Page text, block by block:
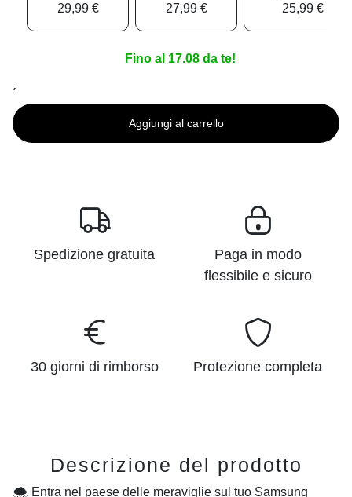
29,99 €
27,99 €
25,99 €
Fino al 17.08 da te!
´
Aggiungi al carrello
Spedizione gratuita
Paga in modo
flessibile e sicuro
30 giorni di rimborso Protezione completa
Descrizione del prodotto
🌨️ Entra nel paese delle meraviglie sul tuo Samsung